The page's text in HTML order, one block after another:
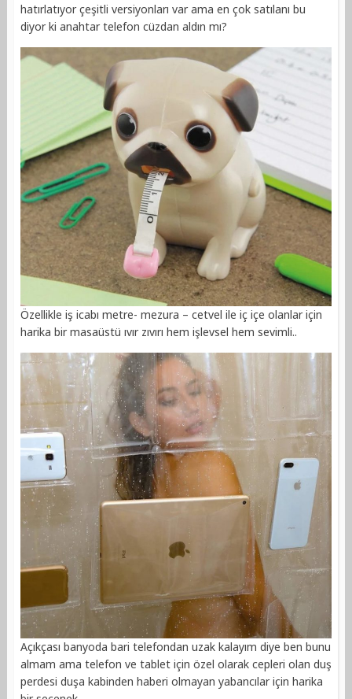
hatırlatıyor çeşitli versiyonları var ama en çok satılanı bu
diyor ki anahtar telefon cüzdan aldın mı?
Özellikle iş icabı metre- mezura – cetvel ile iç içe olanlar için
harika bir masaüstü ıvır zıvırı hem işlevsel hem sevimli..
Açıkçası banyoda bari telefondan uzak kalayım diye ben bunu
almam ama telefon ve tablet için özel olarak cepleri olan duş
perdesi duşa kabinden haberi olmayan yabancılar için harika